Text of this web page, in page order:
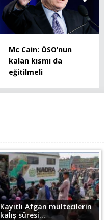
Mc Cain: ÖSO’nun
kalan kısmı da
eğitilmeli
Kayıtlı Afgan mültecilerin
kalış süresi...